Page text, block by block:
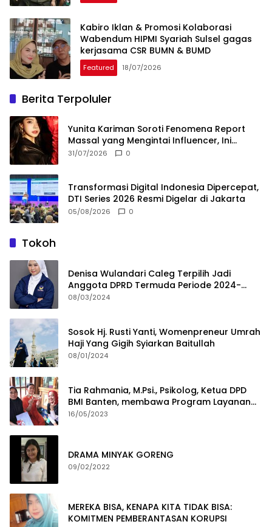
Kabiro Iklan & Promosi Kolaborasi
Wabendum HIPMI Syariah Sulsel gagas
kerjasama CSR BUMN & BUMD
Featured 18/07/2026
Berita Terpoluler
Yunita Kariman Soroti Fenomena Report
Massal yang Mengintai Influencer, Ini
Langkah Proteksi Akun yang Perlu Diketahui
31/07/2026 0
Transformasi Digital Indonesia Dipercepat,
DTI Series 2026 Resmi Digelar di Jakarta
05/08/2026 0
Tokoh
Denisa Wulandari Caleg Terpilih Jadi
Anggota DPRD Termuda Periode 2024-
2029
08/03/2024
Sosok Hj. Rusti Yanti, Womenpreneur Umrah
Haji Yang Gigih Syiarkan Baitullah
08/01/2024
Tia Rahmania, M.Psi., Psikolog, Ketua DPD
BMI Banten, membawa Program Layanan
Pembuatan Dokumen Kependudukan
16/05/2023
DRAMA MINYAK GORENG
09/02/2022
MEREKA BISA, KENAPA KITA TIDAK BISA:
KOMITMEN PEMBERANTASAN KORUPSI